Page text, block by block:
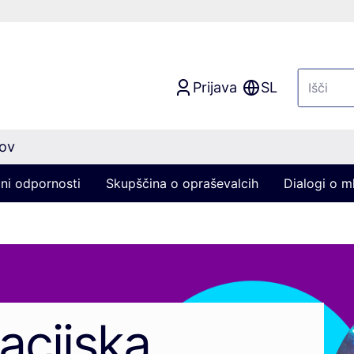
Prijava SL
odpornosti Skupščina o opraševalcih Dialogi o